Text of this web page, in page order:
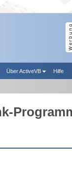
Über ActiveVB Hilfe